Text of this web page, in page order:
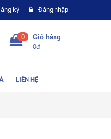
ký Đăng nhập
0
Giỏ hàng
0đ
LIÊN HỆ